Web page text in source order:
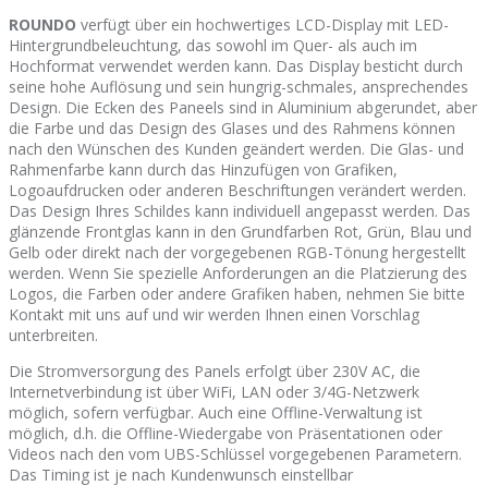
ROUNDO verfügt über ein hochwertiges LCD-Display mit LED-
Hintergrundbeleuchtung, das sowohl im Quer- als auch im
Hochformat verwendet werden kann. Das Display besticht durch
seine hohe Auflösung und sein hungrig-schmales, ansprechendes
Design. Die Ecken des Paneels sind in Aluminium abgerundet, aber
die Farbe und das Design des Glases und des Rahmens können
nach den Wünschen des Kunden geändert werden. Die Glas- und
Rahmenfarbe kann durch das Hinzufügen von Grafiken,
Logoaufdrucken oder anderen Beschriftungen verändert werden.
Das Design Ihres Schildes kann individuell angepasst werden. Das
glänzende Frontglas kann in den Grundfarben Rot, Grün, Blau und
Gelb oder direkt nach der vorgegebenen RGB-Tönung hergestellt
werden. Wenn Sie spezielle Anforderungen an die Platzierung des
Logos, die Farben oder andere Grafiken haben, nehmen Sie bitte
Kontakt mit uns auf und wir werden Ihnen einen Vorschlag
unterbreiten.
Die Stromversorgung des Panels erfolgt über 230V AC, die
Internetverbindung ist über WiFi, LAN oder 3/4G-Netzwerk
möglich, sofern verfügbar. Auch eine Offline-Verwaltung ist
möglich, d.h. die Offline-Wiedergabe von Präsentationen oder
Videos nach den vom UBS-Schlüssel vorgegebenen Parametern.
Das Timing ist je nach Kundenwunsch einstellbar